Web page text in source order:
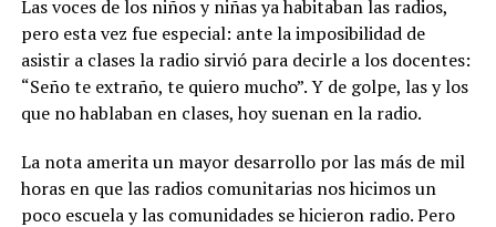
Las voces de los niños y niñas ya habitaban las radios,
pero esta vez fue especial: ante la imposibilidad de
asistir a clases la radio sirvió para decirle a los docentes:
“Seño te extraño, te quiero mucho”. Y de golpe, las y los
que no hablaban en clases, hoy suenan en la radio.
La nota amerita un mayor desarrollo por las más de mil
horas en que las radios comunitarias nos hicimos un
poco escuela y las comunidades se hicieron radio. Pero